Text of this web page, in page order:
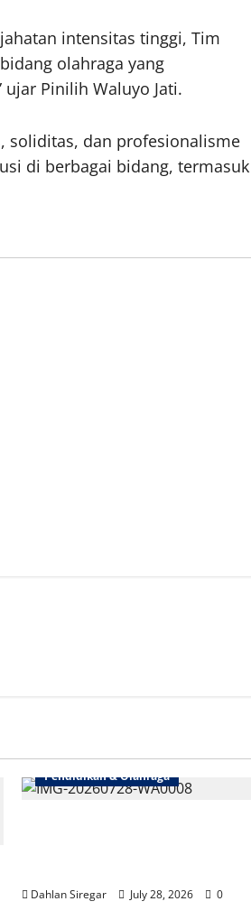
intensitas tinggi, Tim
olahraga yang
Pinilih Waluyo Jati.
soliditas, dan profesionalisme
di berbagai bidang, termasuk
Pendidikan & Olahraga
Dahlan Siregar July 28, 2026 0